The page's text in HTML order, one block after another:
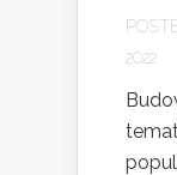
2022